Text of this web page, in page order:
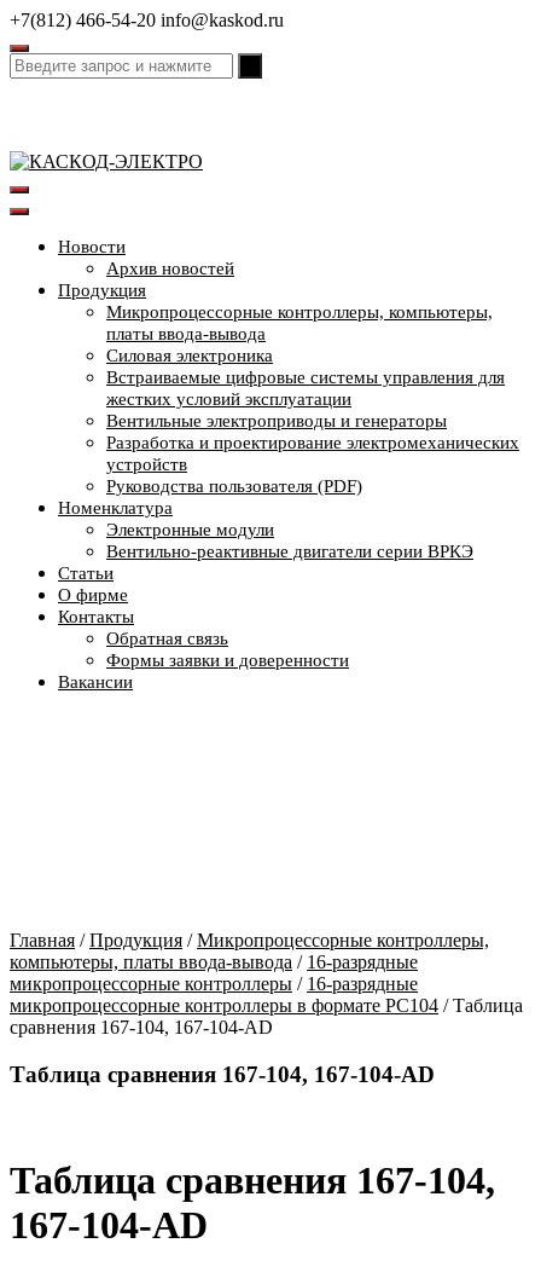
Перейти
к
содержимому
+7(812) 466-54-20 info@kaskod.ru
Новости
Архив новостей
Продукция
Микропроцессорные контроллеры, компьютеры,
платы ввода-вывода
Силовая электроника
Встраиваемые цифровые системы управления для
жестких условий эксплуатации
Вентильные электроприводы и генераторы
Разработка и проектирование электромеханических
устройств
Руководства пользователя (PDF)
Номенклатура
Электронные модули
Вентильно-реактивные двигатели серии ВРКЭ
Статьи
О фирме
Контакты
Обратная связь
Формы заявки и доверенности
Вакансии
Главная /Продукция /Микропроцессорные контроллеры,
компьютеры, платы ввода-вывода / 16-разрядные
микропроцессорные контроллеры / 16-разрядные
микропроцессорные контроллеры в формате PC104 / Таблица
сравнения 167-104, 167-104-AD
Таблица сравнения 167-104, 167-104-AD
Таблица сравнения 167-104,
167-104-AD